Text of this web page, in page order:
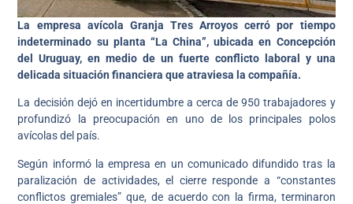
La empresa avícola Granja Tres Arroyos cerró por tiempo
indeterminado su planta “La China”, ubicada en Concepción
del Uruguay, en medio de un fuerte conflicto laboral y una
delicada situación financiera que atraviesa la compañía.
La decisión dejó en incertidumbre a cerca de 950 trabajadores y
profundizó la preocupación en uno de los principales polos
avícolas del país.
Según informó la empresa en un comunicado difundido tras la
paralización de actividades, el cierre responde a “constantes
conflictos gremiales” que, de acuerdo con la firma, terminaron